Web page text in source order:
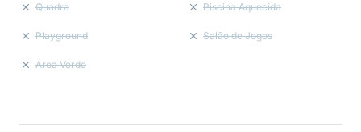
Quadra Piscina Aquecida
Playground Salão de Jogos
Área Verde